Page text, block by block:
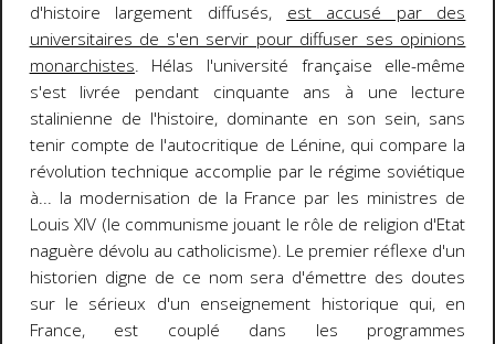
d'histoire largement diffusés, est accusé par des
universitaires de s'en servir pour diffuser ses opinions
monarchistes. Hélas l'université française elle-même
s'est livrée pendant cinquante ans à une lecture
stalinienne de l'histoire, dominante en son sein, sans
tenir compte de l'autocritique de Lénine, qui compare la
révolution technique accomplie par le régime soviétique
à... la modernisation de la France par les ministres de
Louis XIV (le communisme jouant le rôle de religion d'Etat
naguère dévolu au catholicisme). Le premier réflexe d'un
historien digne de ce nom sera d'émettre des doutes
sur le sérieux d'un enseignement historique qui, en
France, est couplé dans les programmes